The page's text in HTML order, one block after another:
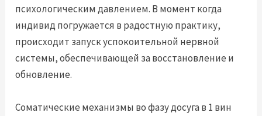
психологическим давлением. В момент когда
индивид погружается в радостную практику,
происходит запуск успокоительной нервной
системы, обеспечивающей за восстановление и
обновление.
Соматические механизмы во фазу досуга в 1 вин